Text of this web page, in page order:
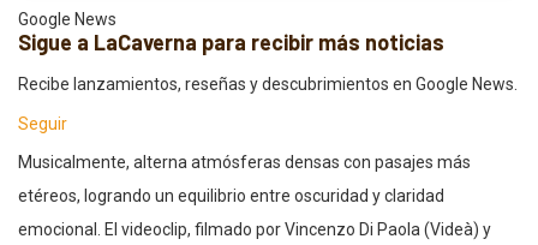
Google News
Sigue a LaCaverna para recibir más noticias
Recibe lanzamientos, reseñas y descubrimientos en Google News.
Seguir
Musicalmente, alterna atmósferas densas con pasajes más
etéreos, logrando un equilibrio entre oscuridad y claridad
emocional. El videoclip, filmado por Vincenzo Di Paola (Videà) y